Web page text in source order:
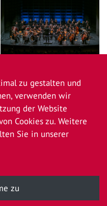
zu gestalten und
verwenden wir
der Website
Cookies zu. Weitere
Sie in unserer
zu